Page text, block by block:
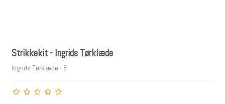
Strikkekit - Ingrids Tørklæde
Ingrids Tørklæde - 8